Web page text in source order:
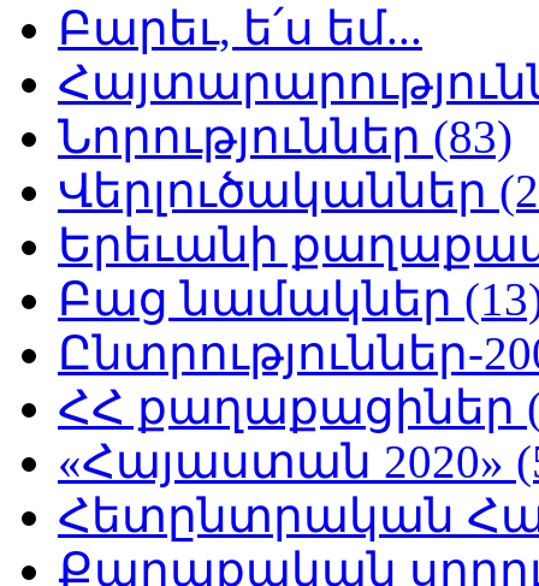
Բարեւ, ե՛ս եմ...
Նորություններ (83)
Վերլուծականներ
Երեւանի
Բաց նամակներ
Ընտրություններ-
ՀՀ քաղաքացիներ
«Հայաստան 2020»
Հետընտրական
Քաղաքական